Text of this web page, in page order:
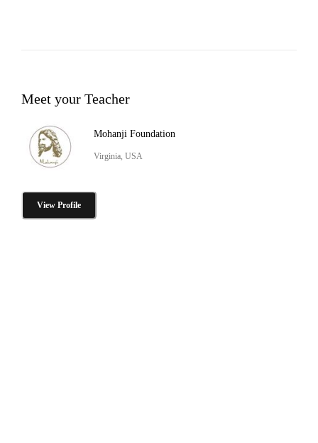
Meet your Teacher
Mohanji Foundation
Virginia, USA
View Profile